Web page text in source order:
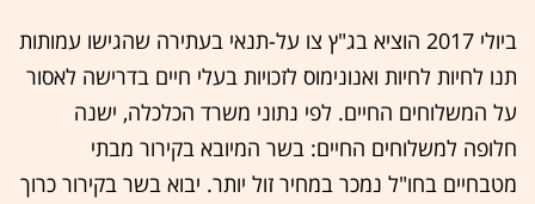
ביולי 2017 הוציא בג"ץ צו על-תנאי בעתירה שהגישו עמותות
תנו לחיות לחיות ואנונימוס לזכויות בעלי חיים בדרישה לאסור
על המשלוחים החיים. לפי נתוני משרד הכלכלה, ישנה
חלופה למשלוחים החיים: בשר המיובא בקירור מבתי
מטבחיים בחו"ל נמכר במחיר זול יותר. יבוא בשר בקירור כרוך